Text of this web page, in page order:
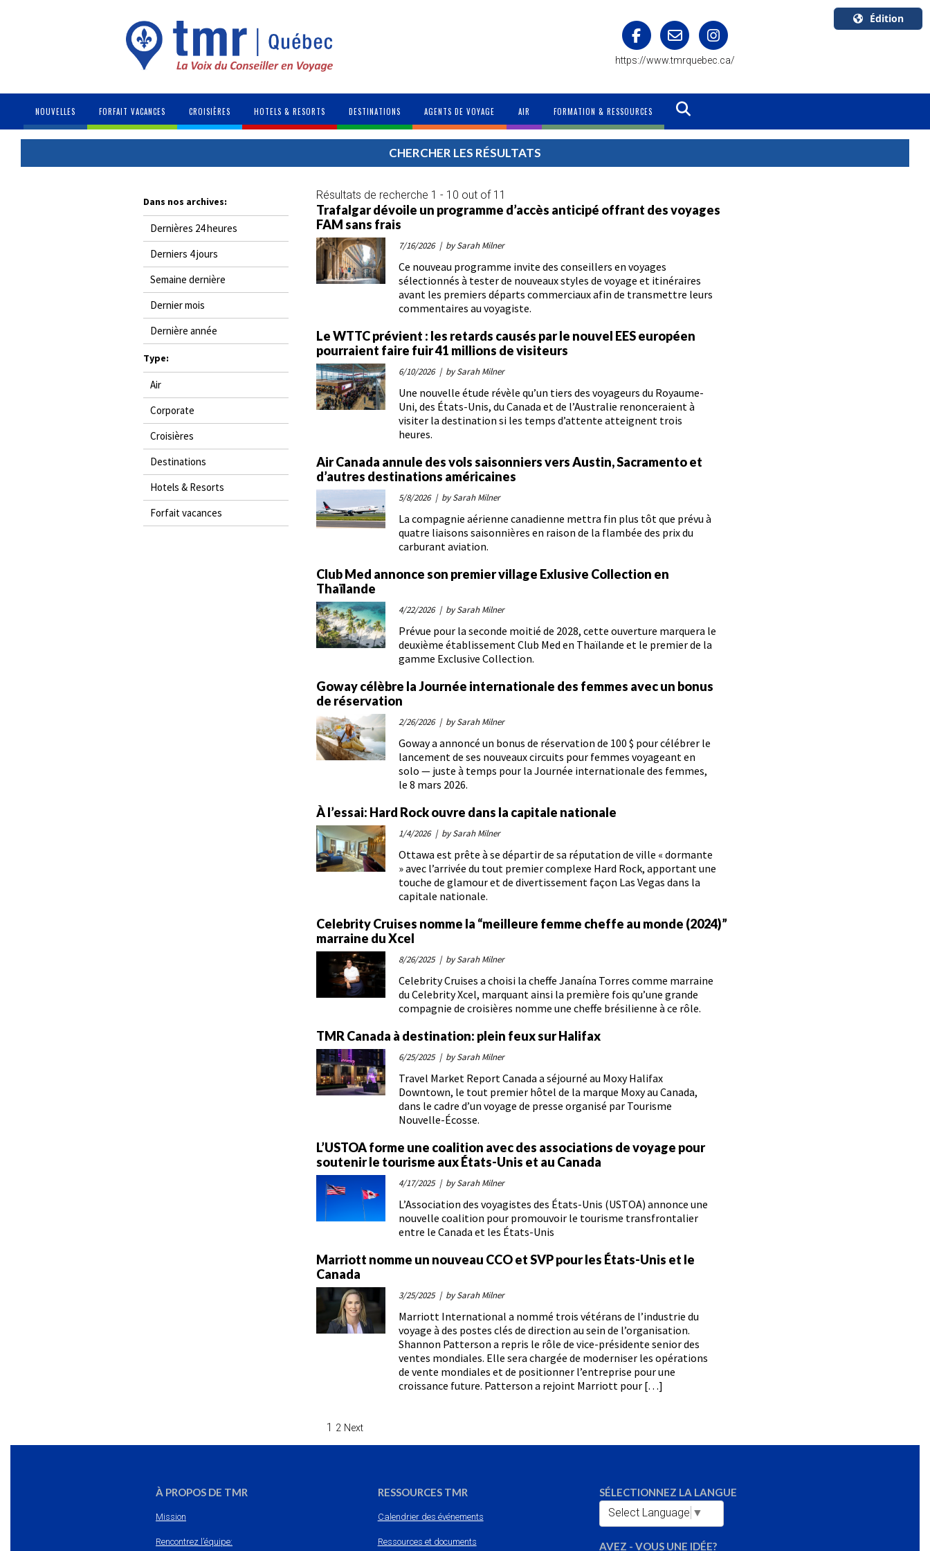
https://www.tmrquebec.ca/
Édition
Canada
Canada
Français
NOUVELLES FORFAIT VACANCES CROISIÈRES HOTELS & RESORTS DESTINATIONS AGENTS DE VOYAGE AIR FORMATION & RESSOURCES
CHERCHER LES RÉSULTATS
Dans nos archives:
Dernières 24 heures
Derniers 4 jours
Semaine dernière
Dernier mois
Dernière année
Type:
Air
Corporate
Croisières
Destinations
Hotels & Resorts
Forfait vacances
Résultats de recherche 1 - 10 out of 11
Trafalgar dévoile un programme d’accès anticipé offrant des voyages
FAM sans frais
7/16/2026 | by Sarah Milner
Ce nouveau programme invite des conseillers en voyages
sélectionnés à tester de nouveaux styles de voyage et itinéraires
avant les premiers départs commerciaux afin de transmettre leurs
commentaires au voyagiste.
Le WTTC prévient : les retards causés par le nouvel EES européen
pourraient faire fuir 41 millions de visiteurs
6/10/2026 | by Sarah Milner
Une nouvelle étude révèle qu’un tiers des voyageurs du Royaume-
Uni, des États-Unis, du Canada et de l’Australie renonceraient à
visiter la destination si les temps d’attente atteignent trois
heures.
Air Canada annule des vols saisonniers vers Austin, Sacramento et
d’autres destinations américaines
5/8/2026 | by Sarah Milner
La compagnie aérienne canadienne mettra fin plus tôt que prévu à
quatre liaisons saisonnières en raison de la flambée des prix du
carburant aviation.
Club Med annonce son premier village Exlusive Collection en
Thaïlande
4/22/2026 | by Sarah Milner
Prévue pour la seconde moitié de 2028, cette ouverture marquera le
deuxième établissement Club Med en Thaïlande et le premier de la
gamme Exclusive Collection.
Goway célèbre la Journée internationale des femmes avec un bonus
de réservation
2/26/2026 | by Sarah Milner
Goway a annoncé un bonus de réservation de 100 $ pour célébrer le
lancement de ses nouveaux circuits pour femmes voyageant en
solo — juste à temps pour la Journée internationale des femmes,
le 8 mars 2026.
À l’essai: Hard Rock ouvre dans la capitale nationale
1/4/2026 | by Sarah Milner
Ottawa est prête à se départir de sa réputation de ville « dormante
» avec l’arrivée du tout premier complexe Hard Rock, apportant une
touche de glamour et de divertissement façon Las Vegas dans la
capitale nationale.
Celebrity Cruises nomme la “meilleure femme cheffe au monde (2024)”
marraine du Xcel
8/26/2025 | by Sarah Milner
Celebrity Cruises a choisi la cheffe Janaína Torres comme marraine
du Celebrity Xcel, marquant ainsi la première fois qu’une grande
compagnie de croisières nomme une cheffe brésilienne à ce rôle.
TMR Canada à destination: plein feux sur Halifax
6/25/2025 | by Sarah Milner
Travel Market Report Canada a séjourné au Moxy Halifax
Downtown, le tout premier hôtel de la marque Moxy au Canada,
dans le cadre d’un voyage de presse organisé par Tourisme
Nouvelle-Écosse.
L’USTOA forme une coalition avec des associations de voyage pour
soutenir le tourisme aux États-Unis et au Canada
4/17/2025 | by Sarah Milner
L’Association des voyagistes des États-Unis (USTOA) annonce une
nouvelle coalition pour promouvoir le tourisme transfrontalier
entre le Canada et les États-Unis
Marriott nomme un nouveau CCO et SVP pour les États-Unis et le
Canada
3/25/2025 | by Sarah Milner
Marriott International a nommé trois vétérans de l’industrie du
voyage à des postes clés de direction au sein de l’organisation.
Shannon Patterson a repris le rôle de vice-présidente senior des
ventes mondiales. Elle sera chargée de moderniser les opérations
de vente mondiales et de positionner l’entreprise pour une
croissance future. Patterson a rejoint Marriott pour […]
1 2 Next
À PROPOS DE TMR
Mission
Rencontrez l’équipe:
RESSOURCES TMR
Calendrier des événements
Ressources et documents
SÉLECTIONNEZ LA LANGUE
Select Language ▼
AVEZ - VOUS UNE IDÉE?